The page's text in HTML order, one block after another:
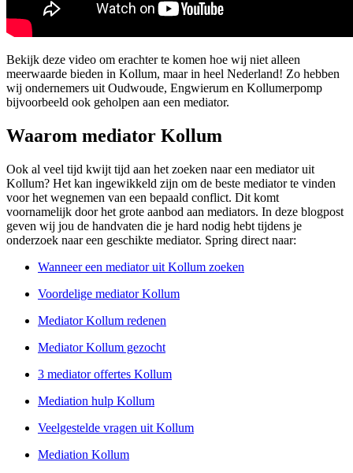
Bekijk deze video om erachter te komen hoe wij niet alleen
meerwaarde bieden in Kollum, maar in heel Nederland! Zo hebben
wij ondernemers uit Oudwoude, Engwierum en Kollumerpomp
bijvoorbeeld ook geholpen aan een mediator.
Waarom mediator Kollum
Ook al veel tijd kwijt tijd aan het zoeken naar een mediator uit
Kollum? Het kan ingewikkeld zijn om de beste mediator te vinden
voor het wegnemen van een bepaald conflict. Dit komt
voornamelijk door het grote aanbod aan mediators. In deze blogpost
geven wij jou de handvaten die je hard nodig hebt tijdens je
onderzoek naar een geschikte mediator. Spring direct naar:
Wanneer een mediator uit Kollum zoeken
Voordelige mediator Kollum
Mediator Kollum redenen
Mediator Kollum gezocht
3 mediator offertes Kollum
Mediation hulp Kollum
Veelgestelde vragen uit Kollum
Mediation Kollum